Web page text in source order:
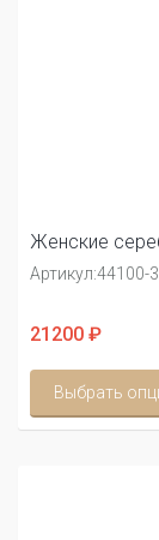
Женские
Артикул:44100-
21200 ₽
Выбрать